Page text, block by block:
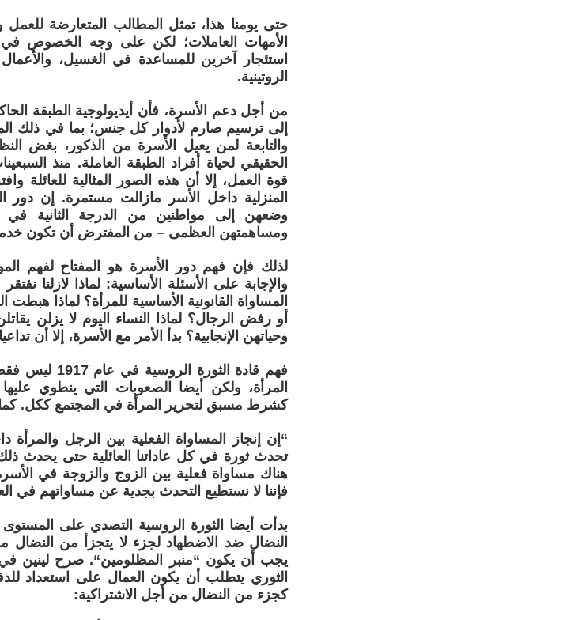
حتى يومنا هذا، تمثل المطالب المتعارضة
الأمهات العاملات؛ لكن على وجه الخصوص في
استئجار آخرين للمساعدة في الغسيل، والأعمال
الروتينية.
من أجل دعم الأسرة، فأن أيديولوجية الطبقة
إلى ترسيم صارم لأدوار كل جنس؛ بما في ذلك
والتابعة لمن يعيل الأسرة من الذكور، بغض
الحقيقي لحياة أفراد الطبقة العاملة. منذ
قوة العمل، إلا أن هذه الصور المثالية للعائلة
المنزلية داخل الأسر مازالت مستمرة. إن دور
وضعهن إلى مواطنين من الدرجة الثانية في
ومساهمتهن العظمى – من المفترض أن تكون
لذلك فإن فهم دور الأسرة هو المفتاح لفهم
والإجابة على الأسئلة الأساسية: لماذا لازلنا
المساواة القانونية الأساسية للمرأة؟ لماذا هبطت
أو رفض الرجال؟ لماذا النساء اليوم لا يزلن
وحياتهن الإنجابية؟ بدأ الأمر مع الأسرة، إلا أن
فهم قادة
المرأة، ولكن أيضا الصعوبات التي ينطوي
كشرط مسبق لتحرير المرأة في المجتمع ككل. كما
“إن إنجاز المساواة الفعلية بين الرجل
تحدث ثورة في كل عاداتنا العائلية حتى يحدث
هناك مساواة فعلية بين الزوج والزوجة في
فإننا لا نستطيع التحدث بجدية عن مساواتهم في
بدأت أيضا الثورة الروسية التصدي على
النضال ضد الاضطهاد لجزء لا يتجزأ من النضال
يجب أن يكون “منبر المظلومين“. صرح لينين في
الثوري يتطلب أن يكون العمال على استعداد
كجزء من النضال من أجل الاشتراكية: